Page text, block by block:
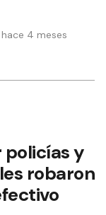
4 meses
policías y
robaron